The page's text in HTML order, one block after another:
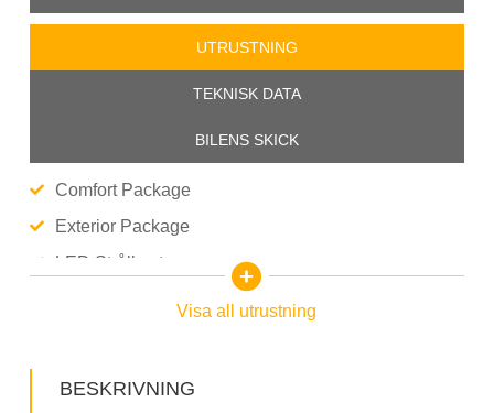
UTRUSTNING
TEKNISK DATA
BILENS SKICK
Comfort Package
Exterior Package
LED Strålkastare
Visa all utrustning
BESKRIVNING